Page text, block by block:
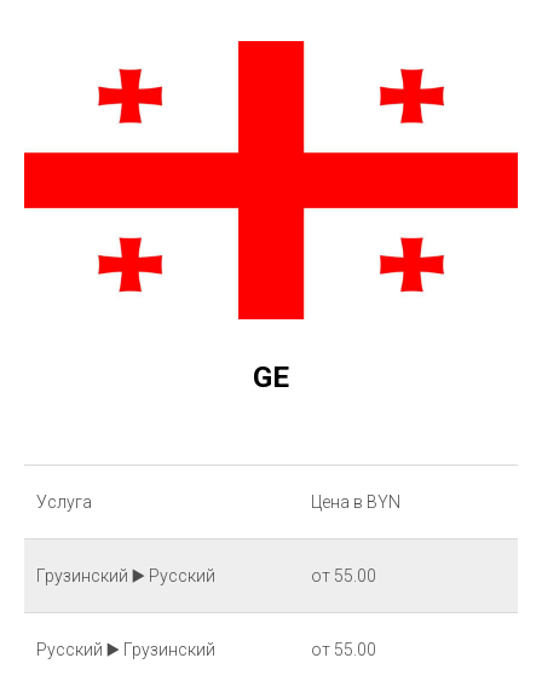
GE
Услуга Цена в BYN
Грузинский ▶️ Русский от 55.00
Русский ▶️ Грузинский от 55.00